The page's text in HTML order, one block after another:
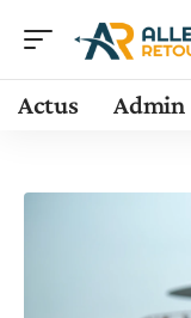
Actus Admin